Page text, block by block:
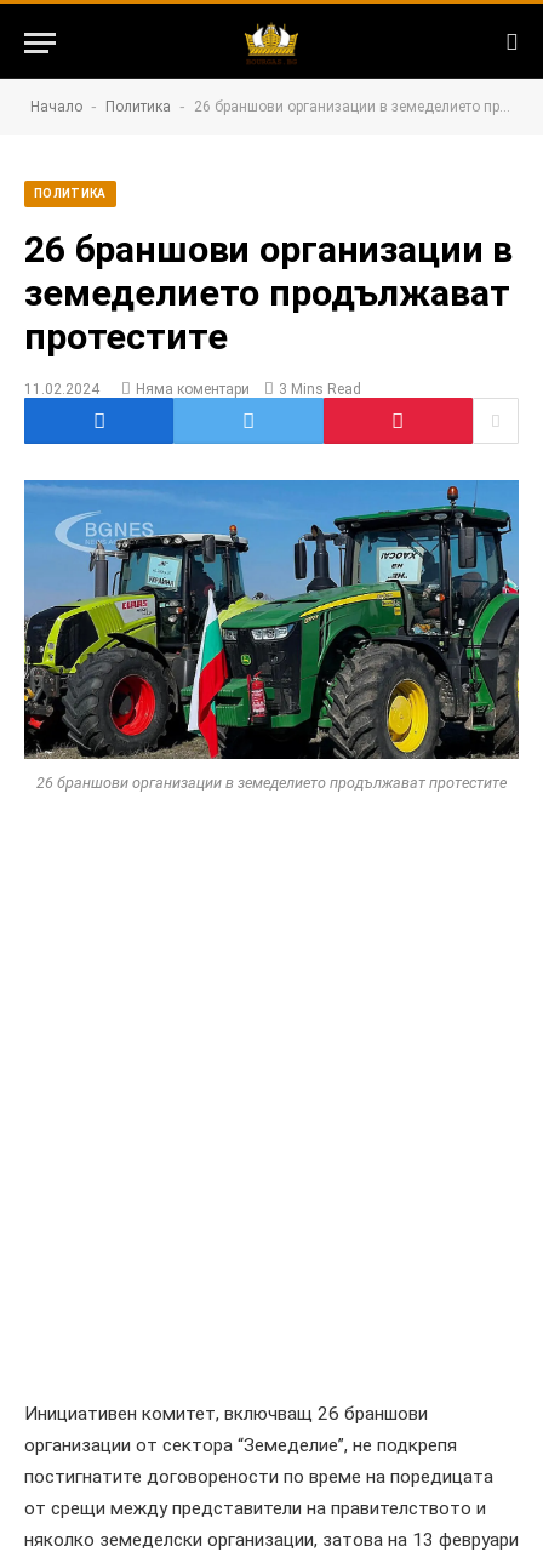
Начало - Политика - 26 браншови организации в земеделието продължават протестите
ПОЛИТИКА
26 браншови организации в
земеделието продължават
протестите
11.02.2024 Няма коментари 3 Mins Read
26 браншови организации в земеделието продължават протестите
Инициативен комитет, включващ 26 браншови
организации от сектора “Земеделие”, не подкрепя
постигнатите договорености по време на поредицата
от срещи между представители на правителството и
няколко земеделски организации, затова на 13 февруари